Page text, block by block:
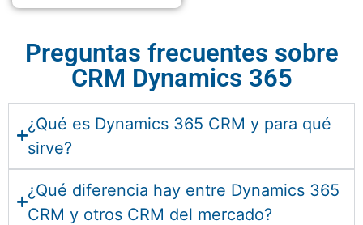
Preguntas frecuentes sobre
CRM Dynamics 365
¿Qué es Dynamics 365 CRM y para qué
sirve?
¿Qué diferencia hay entre Dynamics 365
CRM y otros CRM del mercado?